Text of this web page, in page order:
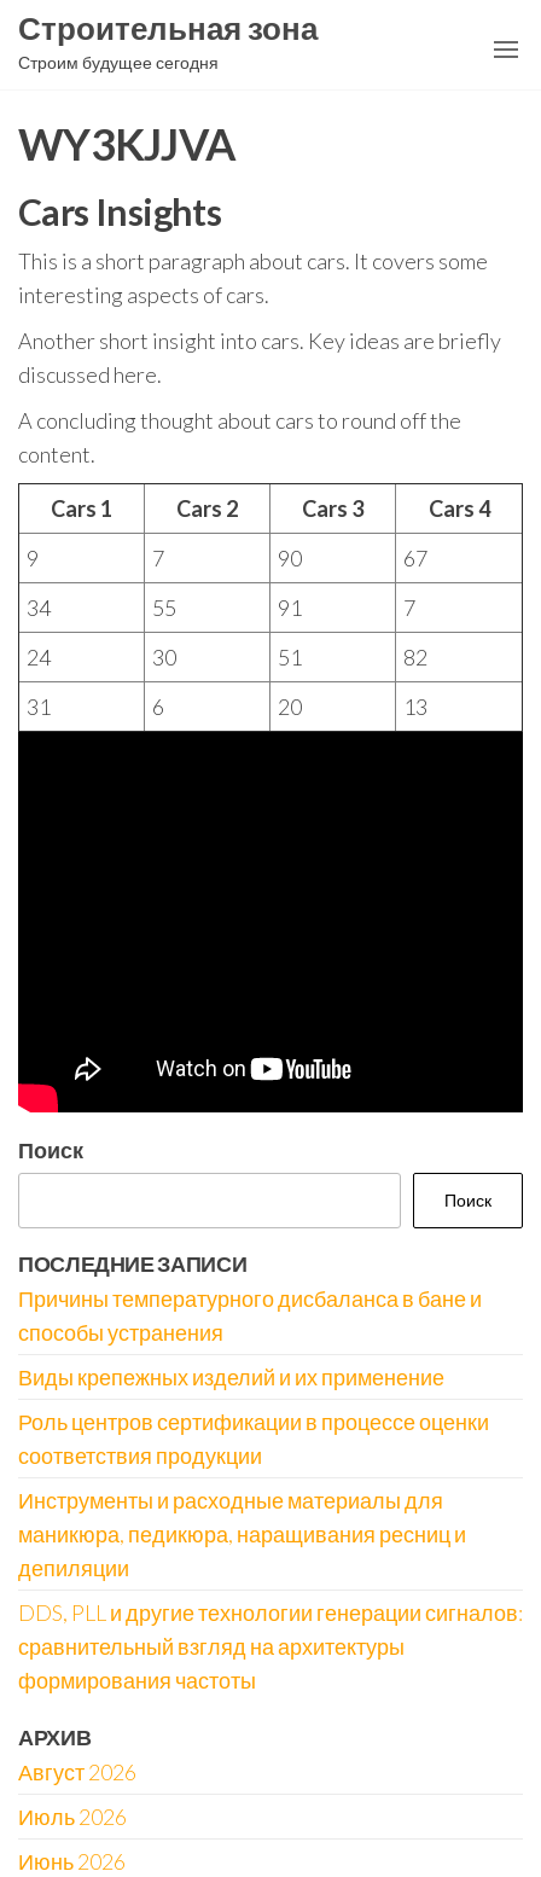
Перейти
Строительная зона
Строим будущее сегодня
WY3KJJVA
Cars Insights
This is a short paragraph about cars. It covers some
interesting aspects of cars.
Another short insight into cars. Key ideas are briefly
discussed here.
A concluding thought about cars to round off the
content.
Cars 1 Cars 2 Cars 3
Cars 4
9
7 90
67
34
55 91
7
24
30 51
82
31
6 20 13
Поиск
Поиск
ПОСЛЕДНИЕ ЗАПИСИ
Причины температурного дисбаланса в бане и
способы устранения
Виды крепежных изделий и их применение
Роль центров сертификации в процессе оценки
соответствия продукции
Инструменты и расходные материалы для
маникюра, педикюра, наращивания ресниц и
депиляции
DDS, PLL и другие технологии генерации сигналов:
сравнительный взгляд на архитектуры
формирования частоты
АРХИВ
Август 2026
Июль 2026
Июнь 2026